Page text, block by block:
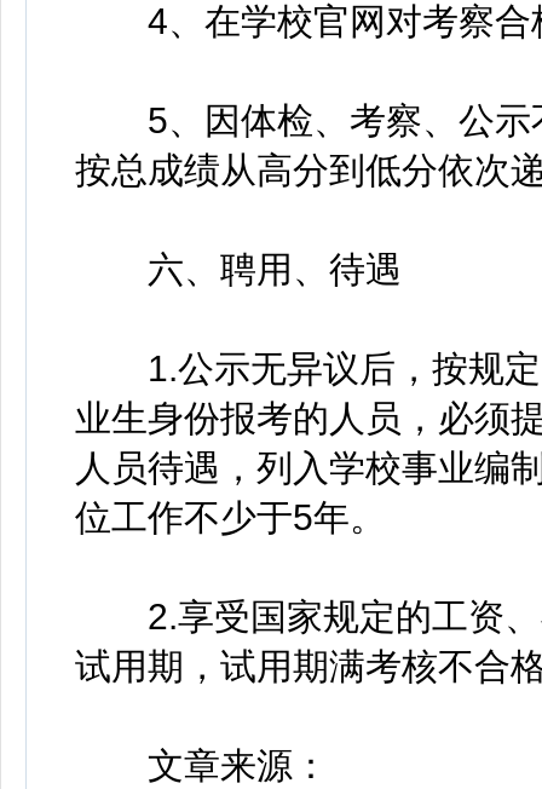
4、在学校官网对考察合
5、因体检、考察、公示
按总成绩从高分到低分依次
六、聘用、待遇
1.公示无异议后，按规定
业生身份报考的人员，必须
人员待遇，列入学校事业编
位工作不少于5年。
2.享受国家规定的工资、
试用期，试用期满考核不合
文章来源：